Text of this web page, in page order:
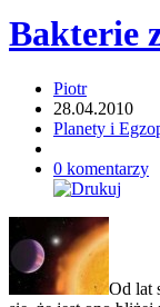
Bakterie
Piotr
28.04.2010
Planety i
0 komentarzy
Od lat